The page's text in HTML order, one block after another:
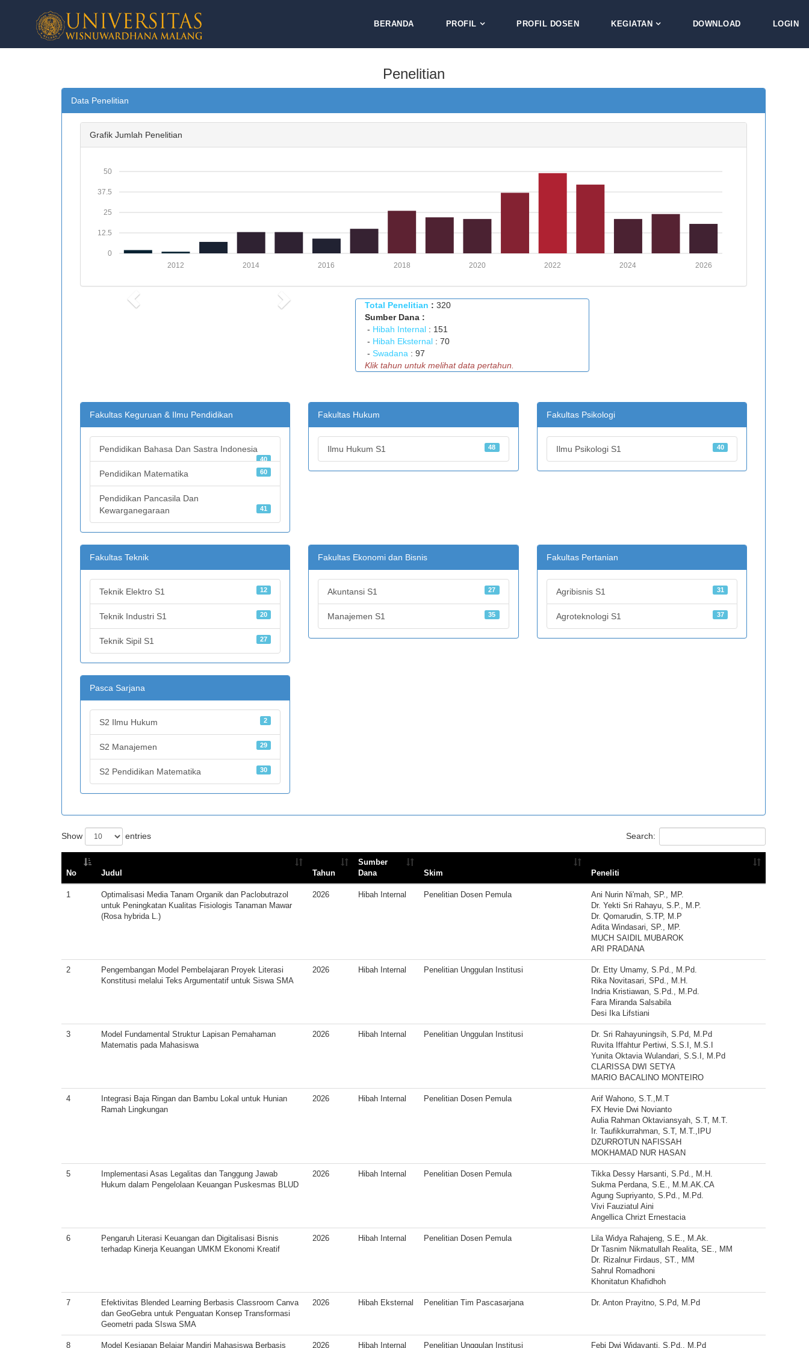
BERANDA PROFIL PROFIL DOSEN KEGIATAN DOWNLOAD LOGIN
Penelitian
Data Penelitian
Grafik Jumlah Penelitian
0
12.5
25
37.5
50
2026
2024
2022
2020
2018
2016
2014
2012
Previous Next Total Penelitian : 320
Sumber Dana :
- Hibah Internal: 151
- Hibah Eksternal: 70
- Swadana : 97
Klik tahun untuk melihat data pertahun.
Fakultas Keguruan & Ilmu Pendidikan
Pendidikan Bahasa Dan Sastra Indonesia
40
Pendidikan Matematika 60
Pendidikan Pancasila Dan
Kewarganegaraan
41
Fakultas Hukum
Ilmu Hukum S1 48
Fakultas Psikologi
Ilmu Psikologi S1 40
Fakultas Teknik
Teknik Elektro S1 12
Teknik Industri S1 20
Teknik Sipil S1 27
Fakultas Ekonomi dan Bisnis
Akuntansi S1 27
Manajemen S1 35
Fakultas Pertanian
Agribisnis S1 31
Agroteknologi S1 37
Pasca Sarjana
S2 Ilmu Hukum 2
S2 Manajemen 29
S2 Pendidikan Matematika 30
Show entries Search:
No Judul Tahun
Sumber
Dana
Skim Peneliti
1
Optimalisasi Media Tanam Organik dan Paclobutrazol
untuk Peningkatan Kualitas Fisiologis Tanaman Mawar
(Rosa hybrida L.)
2026 Hibah Internal Penelitian Dosen Pemula
Ani Nurin Ni'mah, SP., MP.
Dr. Yekti Sri Rahayu, S.P., M.P.
Dr. Qomarudin, S.TP, M.P
Adita Windasari, SP., MP.
MUCH SAIDIL MUBAROK
ARI PRADANA
2
Pengembangan Model Pembelajaran Proyek Literasi
Konstitusi melalui Teks Argumentatif untuk Siswa SMA
2026 Hibah Internal Penelitian Unggulan Institusi
Dr. Etty Umamy, S.Pd., M.Pd.
Rika Novitasari, SPd., M.H.
Indria Kristiawan, S.Pd., M.Pd.
Fara Miranda Salsabila
Desi Ika Lifstiani
3
Model Fundamental Struktur Lapisan Pemahaman
Matematis pada Mahasiswa
2026 Hibah Internal Penelitian Unggulan Institusi
Dr. Sri Rahayuningsih, S.Pd, M.Pd
Ruvita Iffahtur Pertiwi, S.S.I, M.S.I
Yunita Oktavia Wulandari, S.S.I, M.Pd
CLARISSA DWI SETYA
MARIO BACALINO MONTEIRO
4
Integrasi Baja Ringan dan Bambu Lokal untuk Hunian
Ramah Lingkungan
2026 Hibah Internal Penelitian Dosen Pemula
Arif Wahono, S.T.,M.T
FX Hevie Dwi Novianto
Aulia Rahman Oktaviansyah, S.T, M.T.
Ir. Taufikkurrahman, S.T, M.T.,IPU
DZURROTUN NAFISSAH
MOKHAMAD NUR HASAN
5
Implementasi Asas Legalitas dan Tanggung Jawab
Hukum dalam Pengelolaan Keuangan Puskesmas BLUD
2026 Hibah Internal Penelitian Dosen Pemula
Tikka Dessy Harsanti, S.Pd., M.H.
Sukma Perdana, S.E., M.M.AK.CA
Agung Supriyanto, S.Pd., M.Pd.
Vivi Fauziatul Aini
Angellica Chrizt Ernestacia
6
Pengaruh Literasi Keuangan dan Digitalisasi Bisnis
terhadap Kinerja Keuangan UMKM Ekonomi Kreatif
2026 Hibah Internal Penelitian Dosen Pemula
Lila Widya Rahajeng, S.E., M.Ak.
Dr Tasnim Nikmatullah Realita, SE., MM
Dr. Rizalnur Firdaus, ST., MM
Sahrul Romadhoni
Khonitatun Khafidhoh
7
Efektivitas Blended Learning Berbasis Classroom Canva
dan GeoGebra untuk Penguatan Konsep Transformasi
Geometri pada SIswa SMA
2026 Hibah Eksternal Penelitian Tim Pascasarjana Dr. Anton Prayitno, S.Pd, M.Pd
8 Model Kesiapan Belajar Mandiri Mahasiswa Berbasis 2026 Hibah Internal Penelitian Unggulan Institusi Febi Dwi Widayanti, S.Pd., M.Pd